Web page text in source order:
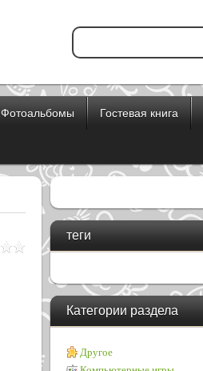
Фотоальбомы Гостевая книга
теги
Категории раздела
Другое